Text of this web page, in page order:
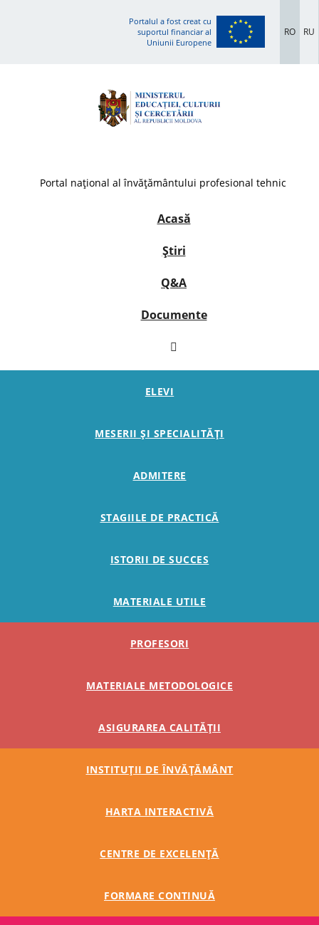
Portalul a fost creat cu
suportul financiar al
Uniunii Europene
RO RU
Portal național al învățământului profesional tehnic
Acasă
Știri
Q&A
Documente
ELEVI
MESERII ȘI SPECIALITĂȚI
ADMITERE
STAGIILE DE PRACTICĂ
ISTORII DE SUCCES
MATERIALE UTILE
PROFESORI
MATERIALE METODOLOGICE
ASIGURAREA CALITĂȚII
INSTITUȚII DE ÎNVĂȚĂMÂNT
HARTA INTERACTIVĂ
CENTRE DE EXCELENȚĂ
FORMARE CONTINUĂ